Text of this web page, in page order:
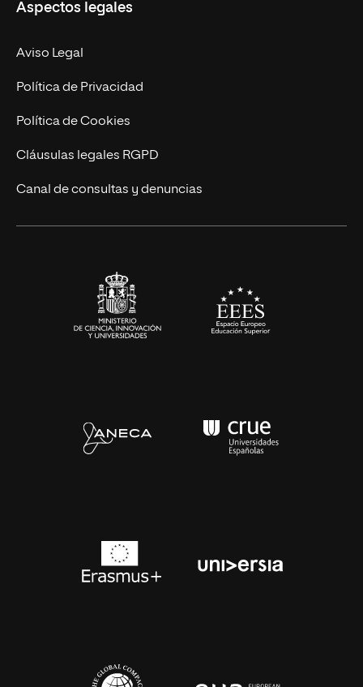
Doctorados
Experto Universitario
Postgrados
Cursos Universitarios
Facultades
Nuestro Equipo
Trabaja en UNIR
Actualidad
UNIR Revista
Eventos
Aspectos legales
Aviso Legal
Política de Privacidad
Política de Cookies
Cláusulas legales RGPD
Canal de consultas y denuncias